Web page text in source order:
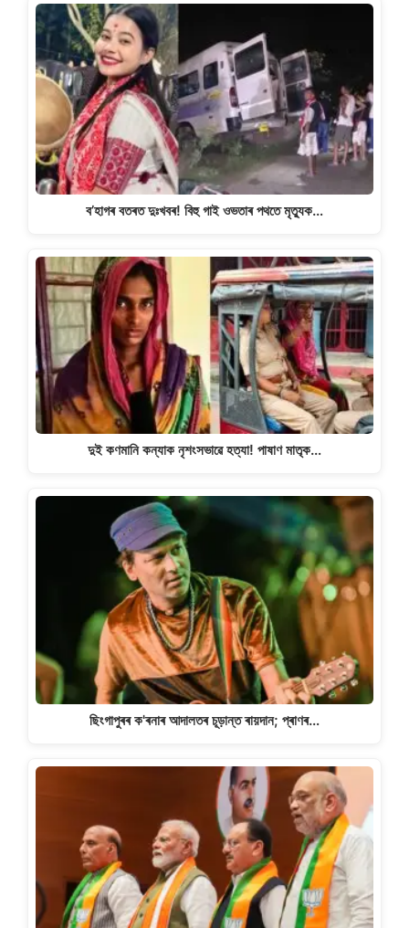
A
p
p
b
o
o
k
a
m
n
k
ব’হাগৰ বতৰত দুঃখবৰ! বিহু গাই ওভতাৰ পথতে মৃত্যুক…
দুই কণমানি কন্যাক নৃশংসভাৱে হত্যা! পাষাণ মাতৃক…
ছিংগাপুৰৰ ক'ৰনাৰ আদালতৰ চূড়ান্ত ৰায়দান; প্ৰাণৰ…